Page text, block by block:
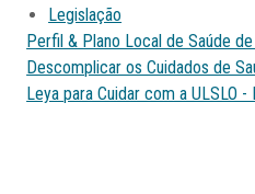
Legislação
Perfil & Plano Local de Saúde de
Descomplicar os Cuidados de
Leya para Cuidar com a ULSLO